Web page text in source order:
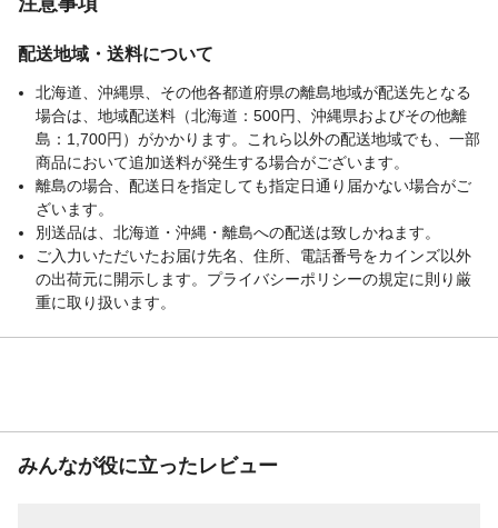
配送地域・送料について
北海道、沖縄県、その他各都道府県の離島地域が配送先となる
場合は、地域配送料（北海道：500円、沖縄県およびその他離
島：1,700円）がかかります。これら以外の配送地域でも、一部
商品において追加送料が発生する場合がございます。
離島の場合、配送日を指定しても指定日通り届かない場合がご
ざいます。
別送品は、北海道・沖縄・離島への配送は致しかねます。
ご入力いただいたお届け先名、住所、電話番号をカインズ以外
の出荷元に開示します。プライバシーポリシーの規定に則り厳
重に取り扱います。
みんなが役に立ったレビュー